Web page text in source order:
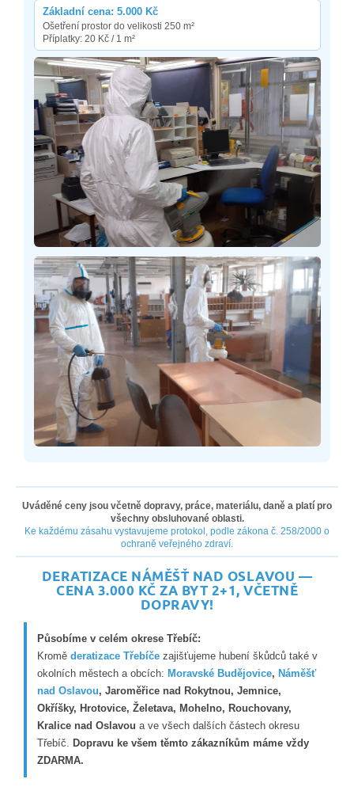
Základní cena: 5.000 Kč
Ošetření prostor do velikosti 250 m²
Příplatky: 20 Kč / 1 m²
Uváděné ceny jsou včetně dopravy, práce, materiálu, daně a platí pro
všechny obsluhované oblasti.
Ke každému zásahu vystavujeme protokol, podle zákona č. 258/2000 o
ochraně veřejného zdraví.
DERATIZACE NÁMĚŠŤ NAD OSLAVOU —
CENA 3.000 KČ ZA BYT 2+1, VČETNĚ
DOPRAVY!
Působíme v celém okrese Třebíč:
Kromě deratizace Třebíčezajišťujeme hubení škůdců také v
okolních městech a obcích: Moravské Budějovice, Náměšť
nad Oslavou, Jaroměřice nad Rokytnou, Jemnice,
Okříšky, Hrotovice, Želetava, Mohelno, Rouchovany,
Kralice nad Oslavou a ve všech dalších částech okresu
Třebíč.
Dopravu ke všem těmto zákazníkům máme vždy
ZDARMA.